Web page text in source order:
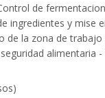
de
ingredientes y mise
de la zona de
alimentaria